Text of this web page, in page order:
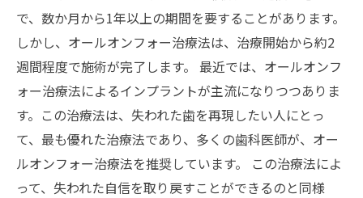
で、数か月から1年以上の期間を要することがあります。
しかし、オールオンフォー治療法は、治療開始から約2
週間程度で施術が完了します。 最近では、オールオンフ
ォー治療法によるインプラントが主流になりつつありま
す。この治療法は、失われた歯を再現したい人にとっ
て、最も優れた治療法であり、多くの歯科医師が、オー
ルオンフォー治療法を推奨しています。 この治療法によ
って、失われた自信を取り戻すことができるのと同様